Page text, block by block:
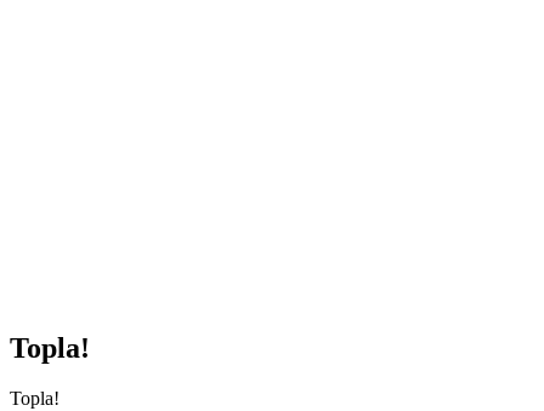
Topla!
Topla!